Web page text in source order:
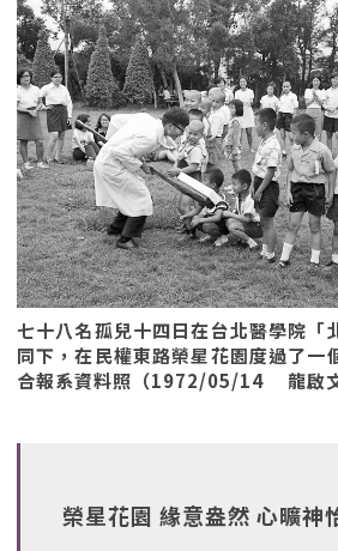
七十八名孤兒十四日在台北醫學院「
同下，在民權東路榮星花園度過了一
合報系資料照（1972/05/14 龍啟文
榮星花園 緣意盎然 心曠神